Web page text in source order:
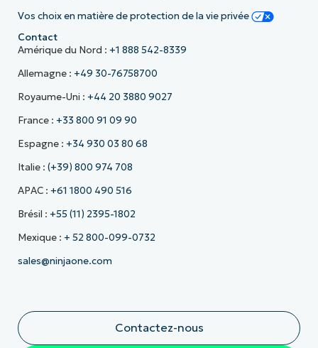
Vos choix en matière de protection de la vie privée
Contact
Amérique du Nord : +1 888 542-8339
Allemagne : +49 30-76758700
Royaume-Uni : +44 20 3880 9027
France : +33 800 91 09 90
Espagne : +34 930 03 80 68
Italie : (+39) 800 974 708
APAC : +61 1800 490 516
Brésil : +55 (11) 2395-1802
Mexique : + 52 800-099-0732
sales@ninjaone.com
Contactez-nous